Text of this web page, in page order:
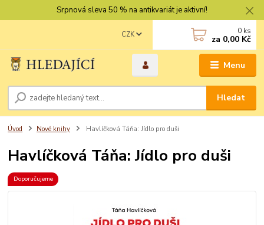
Srpnová sleva 50 % na antikvariát je aktivní!
Menu
CZK
Hledat
0 ks
za 0,00 Kč
Úvod Nové knihy Havlíčková Táňa: Jídlo pro duši
Havlíčková Táňa: Jídlo pro duši
Doporučujeme